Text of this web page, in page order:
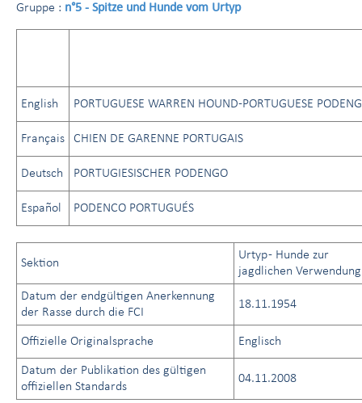
Gruppe : n°5 - Spitze und Hunde vom Urtyp
English PORTUGUESE WARREN HOUND-PORTUGUESE
Français CHIEN DE GARENNE PORTUGAIS
Deutsch PORTUGIESISCHER PODENGO
Español PODENCO PORTUGUÉS
Sektion
Urtyp - Hunde zur
jagdlichen Verwendung
Datum der endgültigen Anerkennung
der Rasse durch die FCI
18.11.1954
Offizielle Originalsprache Englisch
Datum der Publikation des gültigen
offiziellen Standards
04.11.2008